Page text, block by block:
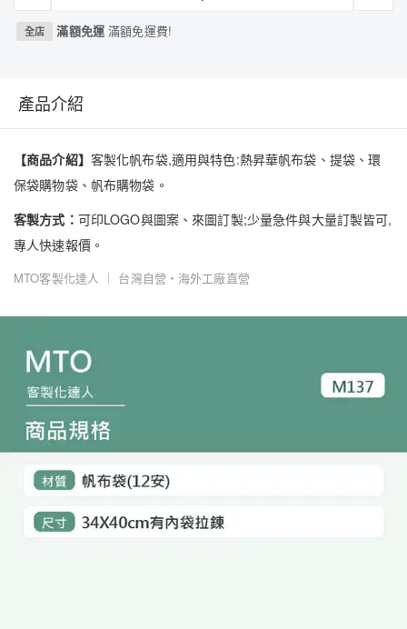
全店 滿額免運滿額免運費!
產品介紹
【商品介紹】 客製化帆布袋,適用與特色:熱昇華帆布袋、提袋、環
保袋購物袋、帆布購物袋。
客製方式： 可印LOGO與圖案、來圖訂製;少量急件與大量訂製皆可,
專人快速報價。
MTO客製化達人 ｜ 台灣自營・海外工廠直營